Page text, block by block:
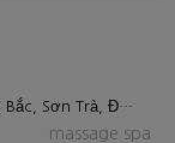
236 Nguyễn Công Trứ, An Hải Bắc, Sơn Trà, Đà Nẵng
massage spa